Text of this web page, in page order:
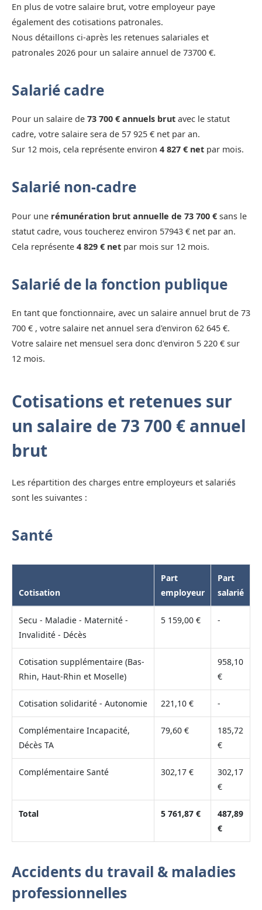
En plus de votre salaire brut, votre employeur paye
également des cotisations patronales.
Nous détaillons ci-après les retenues salariales et
patronales 2026 pour un salaire annuel de 73700 €.
Salarié cadre
Pour un salaire de 73 700 € annuels brut avec le statut
cadre, votre salaire sera de 57 925 € net par an.
Sur 12 mois, cela représente environ 4 827 € net par mois.
Salarié non-cadre
Pour une rémunération brut annuelle de 73 700 € sans le
statut cadre, vous toucherez environ 57943 € net par an.
Cela représente 4 829 € net par mois sur 12 mois.
Salarié de la fonction publique
En tant que fonctionnaire, avec un salaire annuel brut de 73
700 € , votre salaire net annuel sera d'environ 62 645 €.
Votre salaire net mensuel sera donc d'environ 5 220 € sur
12 mois.
Cotisations et retenues sur
un salaire de 73 700 € annuel
brut
Les répartition des charges entre employeurs et salariés
sont les suivantes :
Santé
Cotisation
Part
employeur
Part
salarié
Secu - Maladie - Maternité -
Invalidité - Décès
5 159,00 € -
Cotisation supplémentaire (Bas-
Rhin, Haut-Rhin et Moselle)
958,10
€
Cotisation solidarité - Autonomie 221,10 € -
Complémentaire Incapacité,
Décès TA
79,60 €
185,72
€
Complémentaire Santé 302,17 €
302,17
€
Total 5 761,87 €
487,89
€
Accidents du travail & maladies
professionnelles